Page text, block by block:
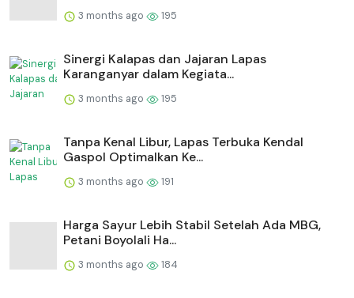
3 months ago 195
⁠Sinergi Kalapas dan Jajaran Lapas
Karanganyar dalam Kegiata...
3 months ago 195
Tanpa Kenal Libur, Lapas Terbuka Kendal
Gaspol Optimalkan Ke...
3 months ago 191
Harga Sayur Lebih Stabil Setelah Ada MBG,
Petani Boyolali Ha...
3 months ago 184